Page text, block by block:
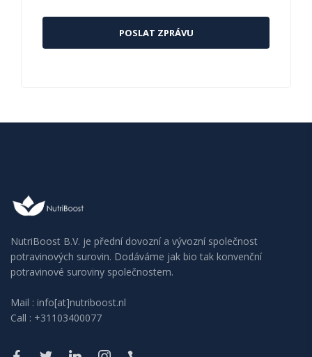
NutriBoost B.V. je přední dovozní a vývozní společnost
potravinových surovin. Dodáváme jak bio tak konvenční
potravinové suroviny společnostem.
Mail : info[at]nutriboost.nl
Call : +31103400077